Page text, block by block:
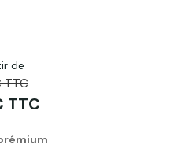
de
TTC
TTC